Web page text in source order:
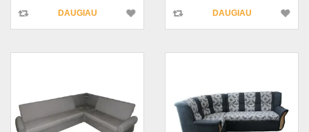
DAUGIAU DAUGIAU